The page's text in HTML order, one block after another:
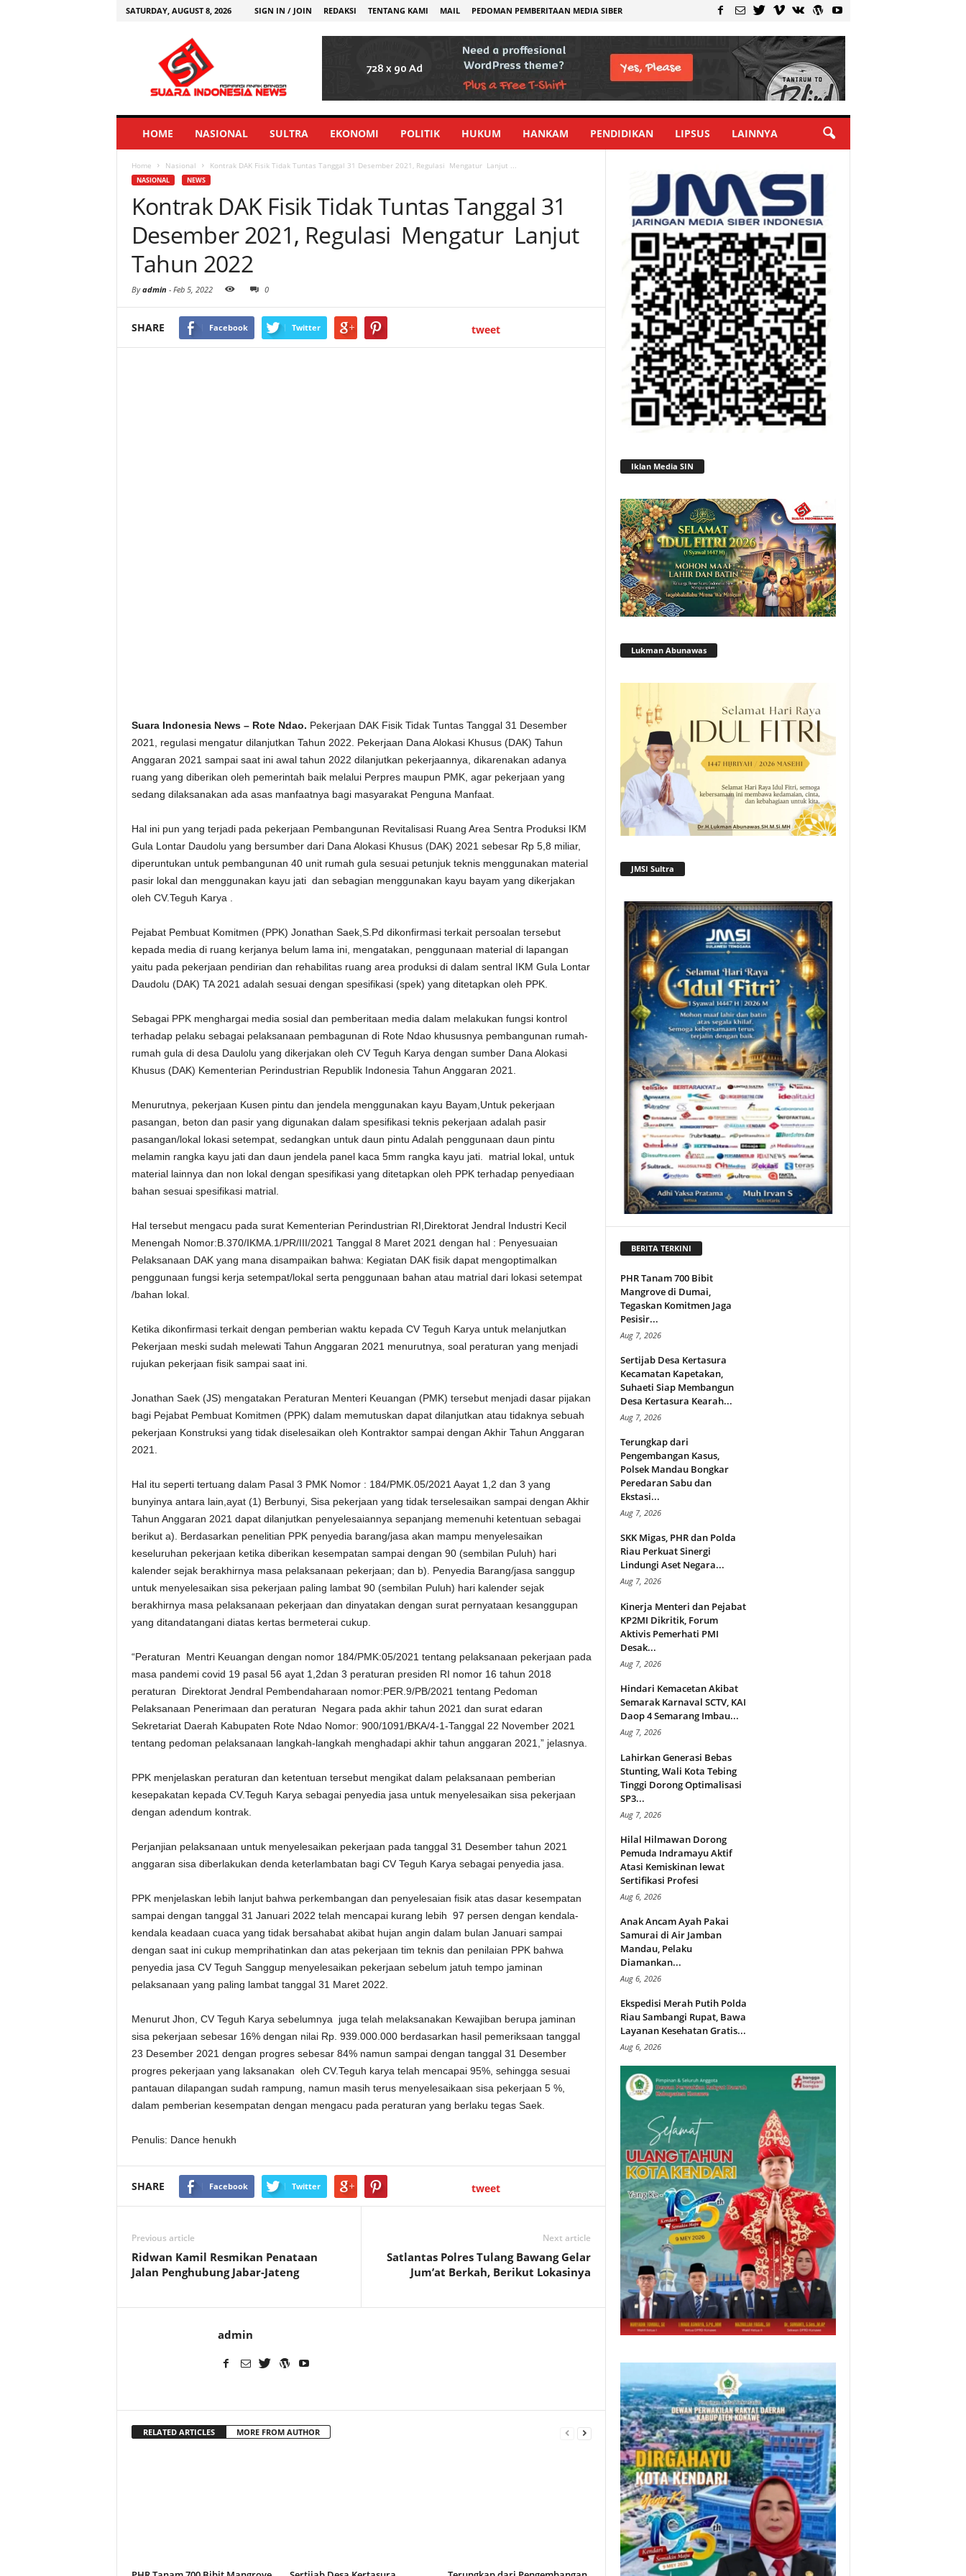
SATURDAY, AUGUST 8, 2026 SIGN IN / JOIN REDAKSI TENTANG KAMI MAIL PEDOMAN PEMBERITAAN MEDIA SIBER
HOME NASIONAL SULTRA EKONOMI POLITIK HUKUM HANKAM PENDIDIKAN LIPSUS LAINNYA
Home Nasional Kontrak DAK Fisik Tidak Tuntas Tanggal 31 Desember 2021, Regulasi Mengatur Lanjut ...
NASIONAL NEWS
Kontrak DAK Fisik Tidak Tuntas Tanggal 31
Desember 2021, Regulasi Mengatur Lanjut
Tahun 2022
Byadmin - Feb 5, 2022 0
SHARE Facebook Twitter tweet
Suara Indonesia News – Rote Ndao. Pekerjaan DAK Fisik Tidak Tuntas Tanggal 31 Desember
2021, regulasi mengatur dilanjutkan Tahun 2022. Pekerjaan Dana Alokasi Khusus (DAK) Tahun
Anggaran 2021 sampai saat ini awal tahun 2022 dilanjutkan pekerjaannya, dikarenakan adanya
ruang yang diberikan oleh pemerintah baik melalui Perpres maupun PMK, agar pekerjaan yang
sedang dilaksanakan ada asas manfaatnya bagi masyarakat Penguna Manfaat.
Hal ini pun yang terjadi pada pekerjaan Pembangunan Revitalisasi Ruang Area Sentra Produksi IKM
Gula Lontar Daudolu yang bersumber dari Dana Alokasi Khusus (DAK) 2021 sebesar Rp 5,8 miliar,
diperuntukan untuk pembangunan 40 unit rumah gula sesuai petunjuk teknis menggunakan material
pasir lokal dan menggunakan kayu jati dan sebagian menggunakan kayu bayam yang dikerjakan
oleh CV.Teguh Karya .
Pejabat Pembuat Komitmen (PPK) Jonathan Saek,S.Pd dikonfirmasi terkait persoalan tersebut
kepada media di ruang kerjanya belum lama ini, mengatakan, penggunaan material di lapangan
yaitu pada pekerjaan pendirian dan rehabilitas ruang area produksi di dalam sentral IKM Gula Lontar
Daudolu (DAK) TA 2021 adalah sesuai dengan spesifikasi (spek) yang ditetapkan oleh PPK.
Sebagai PPK menghargai media sosial dan pemberitaan media dalam melakukan fungsi kontrol
terhadap pelaku sebagai pelaksanaan pembagunan di Rote Ndao khususnya pembangunan rumah-
rumah gula di desa Daulolu yang dikerjakan oleh CV Teguh Karya dengan sumber Dana Alokasi
Khusus (DAK) Kementerian Perindustrian Republik Indonesia Tahun Anggaran 2021.
Menurutnya, pekerjaan Kusen pintu dan jendela menggunakan kayu Bayam,Untuk pekerjaan
pasangan, beton dan pasir yang digunakan dalam spesifikasi teknis pekerjaan adalah pasir
pasangan/lokal lokasi setempat, sedangkan untuk daun pintu Adalah penggunaan daun pintu
melamin rangka kayu jati dan daun jendela panel kaca 5mm rangka kayu jati. matrial lokal, untuk
material lainnya dan non lokal dengan spesifikasi yang ditetapkan oleh PPK terhadap penyediaan
bahan sesuai spesifikasi matrial.
Hal tersebut mengacu pada surat Kementerian Perindustrian RI,Direktorat Jendral Industri Kecil
Menengah Nomor:B.370/IKMA.1/PR/III/2021 Tanggal 8 Maret 2021 dengan hal : Penyesuaian
Pelaksanaan DAK yang mana disampaikan bahwa: Kegiatan DAK fisik dapat mengoptimalkan
penggunaan fungsi kerja setempat/lokal serta penggunaan bahan atau matrial dari lokasi setempat
/bahan lokal.
Ketika dikonfirmasi terkait dengan pemberian waktu kepada CV Teguh Karya untuk melanjutkan
Pekerjaan meski sudah melewati Tahun Anggaran 2021 menurutnya, soal peraturan yang menjadi
rujukan pekerjaan fisik sampai saat ini.
Jonathan Saek (JS) mengatakan Peraturan Menteri Keuangan (PMK) tersebut menjadi dasar pijakan
bagi Pejabat Pembuat Komitmen (PPK) dalam memutuskan dapat dilanjutkan atau tidaknya sebuah
pekerjaan Konstruksi yang tidak diselesaikan oleh Kontraktor sampai dengan Akhir Tahun Anggaran
2021.
Hal itu seperti tertuang dalam Pasal 3 PMK Nomor : 184/PMK.05/2021 Aayat 1,2 dan 3 yang
bunyinya antara lain,ayat (1) Berbunyi, Sisa pekerjaan yang tidak terselesaikan sampai dengan Akhir
Tahun Anggaran 2021 dapat dilanjutkan penyelesaiannya sepanjang memenuhi ketentuan sebagai
berikut a). Berdasarkan penelitian PPK penyedia barang/jasa akan mampu menyelesaikan
keseluruhan pekerjaan ketika diberikan kesempatan sampai dengan 90 (sembilan Puluh) hari
kalender sejak berakhirnya masa pelaksanaan pekerjaan; dan b). Penyedia Barang/jasa sanggup
untuk menyelesaikan sisa pekerjaan paling lambat 90 (sembilan Puluh) hari kalender sejak
berakhirnya masa pelaksanaan pekerjaan dan dinyatakan dengan surat pernyataan kesanggupan
yang ditandatangani diatas kertas bermeterai cukup.
“Peraturan Mentri Keuangan dengan nomor 184/PMK:05/2021 tentang pelaksanaan pekerjaan pada
masa pandemi covid 19 pasal 56 ayat 1,2dan 3 peraturan presiden RI nomor 16 tahun 2018
peraturan Direktorat Jendral Pembendaharaan nomor:PER.9/PB/2021 tentang Pedoman
Pelaksanaan Penerimaan dan peraturan Negara pada akhir tahun 2021 dan surat edaran
Sekretariat Daerah Kabupaten Rote Ndao Nomor: 900/1091/BKA/4-1-Tanggal 22 November 2021
tentang pedoman pelaksanaan langkah-langkah menghadapi akhir tahun anggaran 2021,” jelasnya.
PPK menjelaskan peraturan dan ketentuan tersebut mengikat dalam pelaksanaan pemberian
kesepakatan kepada CV.Teguh Karya sebagai penyedia jasa untuk menyelesaikan sisa pekerjaan
dengan adendum kontrak.
Perjanjian pelaksanaan untuk menyelesaikan pekerjaan pada tanggal 31 Desember tahun 2021
anggaran sisa diberlakukan denda keterlambatan bagi CV Teguh Karya sebagai penyedia jasa.
PPK menjelaskan lebih lanjut bahwa perkembangan dan penyelesaian fisik atas dasar kesempatan
sampai dengan tanggal 31 Januari 2022 telah mencapai kurang lebih 97 persen dengan kendala-
kendala keadaan cuaca yang tidak bersahabat akibat hujan angin dalam bulan Januari sampai
dengan saat ini cukup memprihatinkan dan atas pekerjaan tim teknis dan penilaian PPK bahwa
penyedia jasa CV Teguh Sanggup menyelesaikan pekerjaan sebelum jatuh tempo jaminan
pelaksanaan yang paling lambat tanggal 31 Maret 2022.
Menurut Jhon, CV Teguh Karya sebelumnya juga telah melaksanakan Kewajiban berupa jaminan
sisa pekerjaan sebesar 16% dengan nilai Rp. 939.000.000 berdasarkan hasil pemeriksaan tanggal
23 Desember 2021 dengan progres sebesar 84% namun sampai dengan tanggal 31 Desember
progres pekerjaan yang laksanakan oleh CV.Teguh karya telah mencapai 95%, sehingga sesuai
pantauan dilapangan sudah rampung, namun masih terus menyelesaikaan sisa pekerjaan 5 %,
dalam pemberian kesempatan dengan mengacu pada peraturan yang berlaku tegas Saek.
Penulis: Dance henukh
SHARE Facebook Twitter tweet
Previous article
Ridwan Kamil Resmikan Penataan
Jalan Penghubung Jabar-Jateng
Next article
Satlantas Polres Tulang Bawang Gelar
Jum’at Berkah, Berikut Lokasinya
admin
RELATED ARTICLES MORE FROM AUTHOR
Iklan Media SIN
Lukman Abunawas
JMSI Sultra
BERITA TERKINI
PHR Tanam 700 Bibit
Mangrove di Dumai,
Tegaskan Komitmen Jaga
Pesisir...
Aug 7, 2026
Sertijab Desa Kertasura
Kecamatan Kapetakan,
Suhaeti Siap Membangun
Desa Kertasura Kearah...
Aug 7, 2026
Terungkap dari
Pengembangan Kasus,
Polsek Mandau Bongkar
Peredaran Sabu dan
Ekstasi...
Aug 7, 2026
SKK Migas, PHR dan Polda
Riau Perkuat Sinergi
Lindungi Aset Negara...
Aug 7, 2026
Kinerja Menteri dan Pejabat
KP2MI Dikritik, Forum
Aktivis Pemerhati PMI
Desak...
Aug 7, 2026
Hindari Kemacetan Akibat
Semarak Karnaval SCTV, KAI
Daop 4 Semarang Imbau...
Aug 7, 2026
Lahirkan Generasi Bebas
Stunting, Wali Kota Tebing
Tinggi Dorong Optimalisasi
SP3...
Aug 7, 2026
Hilal Hilmawan Dorong
Pemuda Indramayu Aktif
Atasi Kemiskinan lewat
Sertifikasi Profesi
Aug 6, 2026
Anak Ancam Ayah Pakai
Samurai di Air Jamban
Mandau, Pelaku
Diamankan...
Aug 6, 2026
Ekspedisi Merah Putih Polda
Riau Sambangi Rupat, Bawa
Layanan Kesehatan Gratis...
Aug 6, 2026